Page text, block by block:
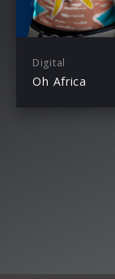
Digital
Oh Africa